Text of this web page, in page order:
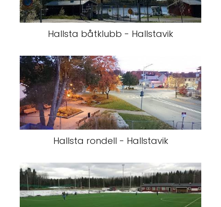
Hallsta båtklubb - Hallstavik
Hallsta rondell - Hallstavik